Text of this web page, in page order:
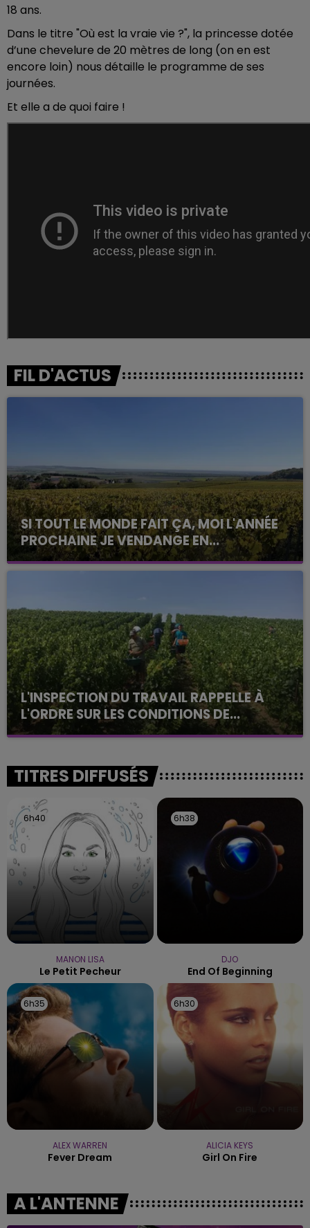
18 ans.
Dans le titre "Où est la vraie vie ?", la princesse dotée
d’une chevelure de 20 mètres de long (on en est
encore loin) nous détaille le programme de ses
journées.
Et elle a de quoi faire !
FIL D'ACTUS
SI TOUT LE MONDE FAIT ÇA, MOI L'ANNÉE
PROCHAINE JE VENDANGE EN...
La vendange en Champagne a débuté ce jeudi 6
août dans la commune de Montgueux (Aube). Du
L'INSPECTION DU TRAVAIL RAPPELLE À
L'ORDRE SUR LES CONDITIONS DE...
Alors que les dates de début des vendange 2026
l'inspection du Travail en profite pour rappeler
les conditions de...
TITRES DIFFUSÉS
6h40
6h40
MANON LISA
Le Petit Pecheur
6h38
6h38
DJO
End Of Beginning
6h35
6h35
ALEX WARREN
Fever Dream
6h30
6h30
ALICIA KEYS
Girl On Fire
A L'ANTENNE